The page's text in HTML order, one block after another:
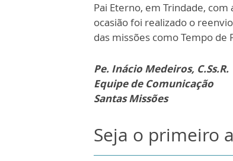
Pai Eterno, em Trindade,
ocasião foi realizado o
das missões como Tempo de
Pe. Inácio Medeiros, C.Ss.R.
Equipe de Comunicação
Santas Missões
Seja o primeiro